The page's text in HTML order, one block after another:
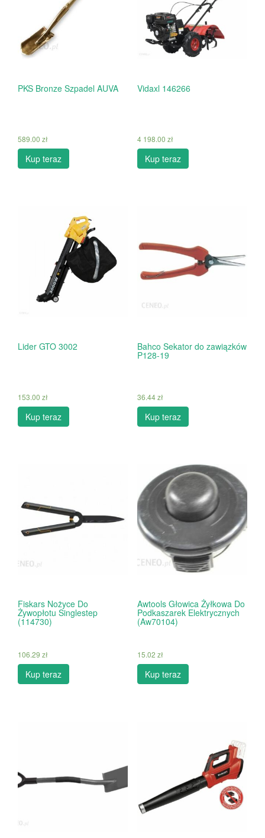
PKS Bronze Szpadel AUVA
589.00 zł
Kup teraz
Vidaxl 146266
4 198.00 zł
Kup teraz
Lider GTO 3002
153.00 zł
Kup teraz
Bahco Sekator do zawiązków
P128-19
36.44zł
Kup teraz
Fiskars Nożyce Do
Żywopłotu Singlestep
(114730)
106.29 zł
Kup teraz
Awtools Głowica Żyłkowa Do
Podkaszarek Elektrycznych
(Aw70104)
15.02 zł
Kup teraz